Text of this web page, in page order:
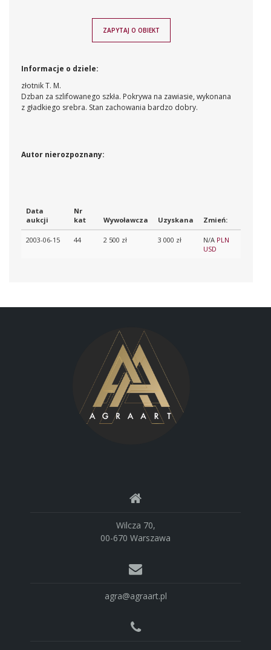
ZAPYTAJ O OBIEKT
Informacje o dziele:
złotnik T. M.
Dzban za szlifowanego szkła. Pokrywa na zawiasie, wykonana
z gładkiego srebra. Stan zachowania bardzo dobry.
Autor nierozpoznany:
Data
aukcji
Nr
kat
Wywoławcza Uzyskana Zmień:
2003-06-15 44 2 500 zł 3 000 zł N/A PLN
USD
Wilcza 70,
00-670 Warszawa
agra@agraart.pl